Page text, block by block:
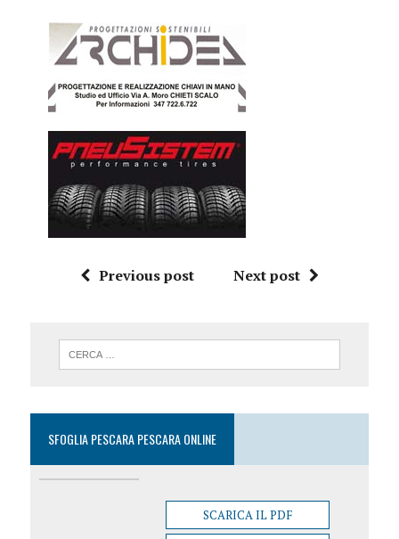
Previous post Next post
SFOGLIA PESCARA PESCARA ONLINE
SCARICA IL PDF